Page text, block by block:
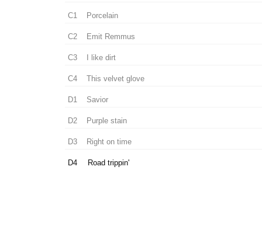
C1 Porcelain
C2 Emit Remmus
C3 I like dirt
C4 This velvet glove
D1 Savior
D2 Purple stain
D3 Right on time
D4 Road trippin'